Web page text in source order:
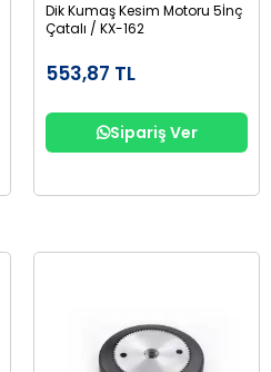
Dik Kumaş Kesim Motoru 5İnç
Çatalı / KX-162
553,87 TL
Sipariş Ver